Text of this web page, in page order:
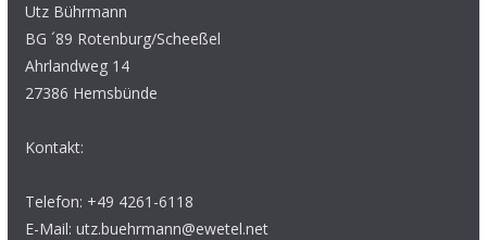
Utz Bührmann
BG ´89 Rotenburg/Scheeßel
Ahrlandweg 14
27386 Hemsbünde
Kontakt:
Telefon: +49 4261-6118
E-Mail: utz.buehrmann@ewetel.net